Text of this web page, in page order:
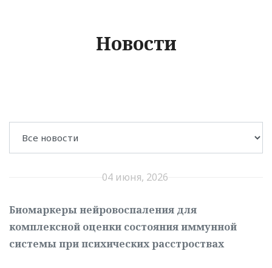
Новости
04 июня, 2026
Биомаркеры нейровоспаления для
комплексной оценки состояния иммунной
системы при психических расстроствах